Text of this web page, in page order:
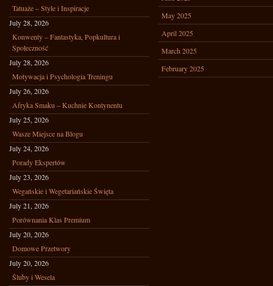
Tatuaże – Style i Inspiracje
July 28, 2026
Konwenty – Fantastyka, Popkultura i
Społeczność
July 28, 2026
Motywacja i Psychologia Treningu
July 26, 2026
Afryka Smaku – Kuchnie Kontynentu
July 25, 2026
Wasze Miejsce na Blogu
July 24, 2026
Porady Ekspertów
July 23, 2026
Wegańskie i Wegetariańskie Święta
July 21, 2026
Porównania Klas Premium
July 20, 2026
Domowe Przetwory
July 20, 2026
Śluby i Wesela
May 2025
April 2025
March 2025
February 2025